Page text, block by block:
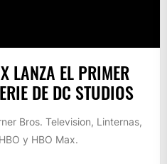
LANZA EL PRIMER
DE DC STUDIOS
Bros. Television, Linternas,
y HBO Max.